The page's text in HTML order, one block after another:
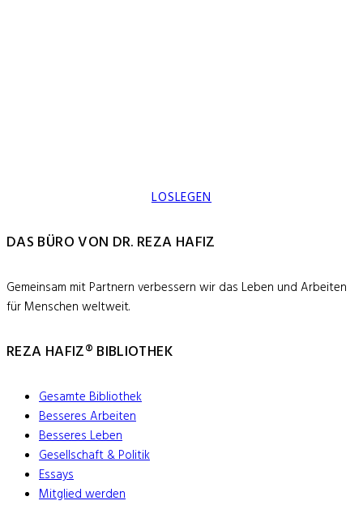
LOSLEGEN
DAS BÜRO VON DR. REZA HAFIZ
Gemeinsam mit Partnern verbessern wir das Leben und Arbeiten
für Menschen weltweit.
REZA HAFIZ® BIBLIOTHEK
Gesamte Bibliothek
Besseres Arbeiten
Besseres Leben
Gesellschaft & Politik
Essays
Mitglied werden